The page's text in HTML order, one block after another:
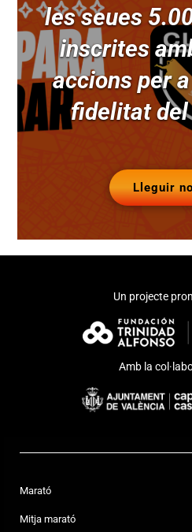
les seues
inscrites
accions per
fidelitat
Lleguir
Un projecte
Amb la
Marató
Mitja marató